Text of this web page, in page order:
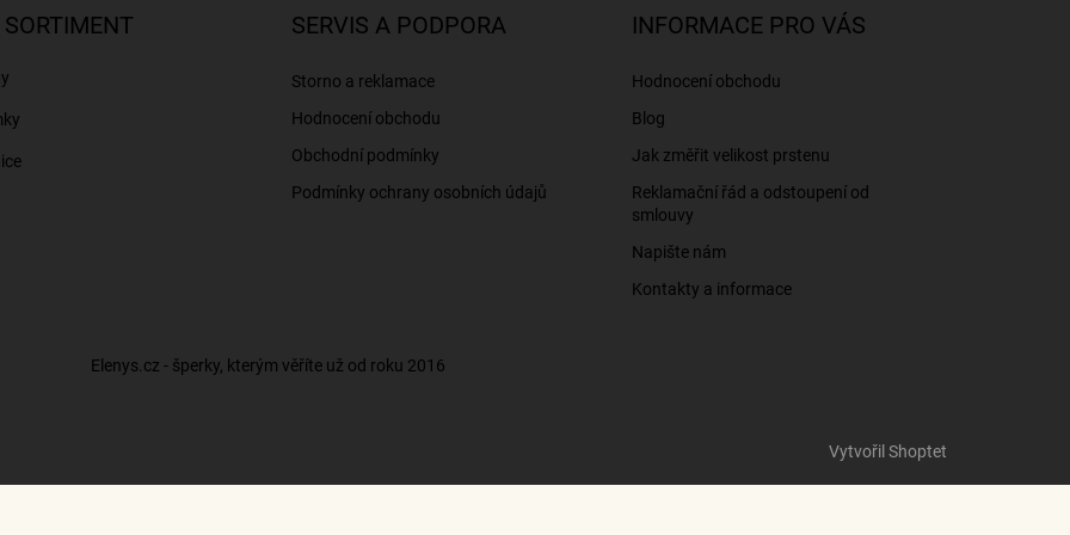
SERVIS A PODPORA
Storno a reklamace
Hodnocení obchodu
Obchodní podmínky
Podmínky ochrany osobních údajů
INFORMACE PRO VÁS
Hodnocení obchodu
Blog
Jak změřit velikost prstenu
Reklamační řád a odstoupení od
smlouvy
Napište nám
Kontakty a informace
Elenys.cz - šperky, kterým věříte už od roku 2016
Vytvořil Shoptet